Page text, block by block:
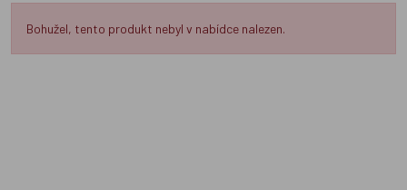
Bohužel, tento produkt nebyl v nabídce nalezen.